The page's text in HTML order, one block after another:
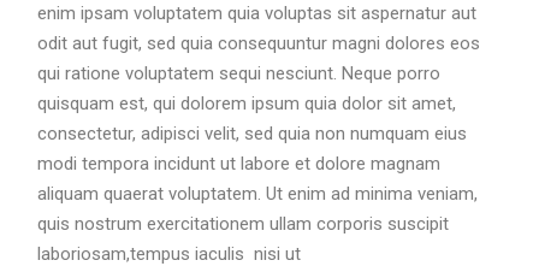
enim ipsam voluptatem quia voluptas sit aspernatur aut
odit aut fugit, sed quia consequuntur magni dolores eos
qui ratione voluptatem sequi nesciunt. Neque porro
quisquam est, qui dolorem ipsum quia dolor sit amet,
consectetur, adipisci velit, sed quia non numquam eius
modi tempora incidunt ut labore et dolore magnam
aliquam quaerat voluptatem. Ut enim ad minima veniam,
quis nostrum exercitationem ullam corporis suscipit
laboriosam,tempus iaculis nisi ut